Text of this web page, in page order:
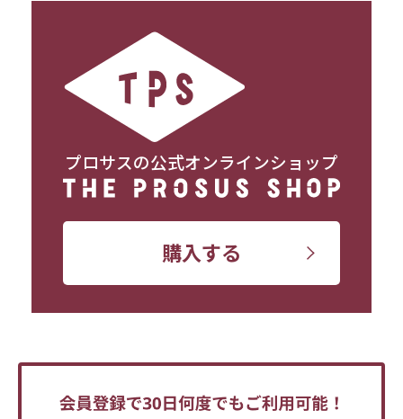
プロサスの公式オンラインショップ
購入する